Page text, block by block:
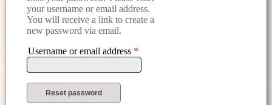
your username or email address.
You will receive a link to create a
new password via email.
Username or email address *
Reset password